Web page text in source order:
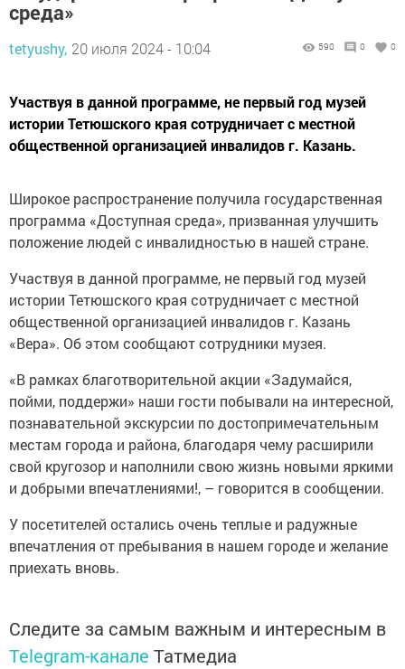
среда»
tetyushy, 20 июля 2024 - 10:04 590 0 0
Участвуя в данной программе, не первый год музей
истории Тетюшского края сотрудничает с местной
общественной организацией инвалидов г. Казань.
Широкое распространение получила государственная
программа «Доступная среда», призванная улучшить
положение людей с инвалидностью в нашей стране.
Участвуя в данной программе, не первый год музей
истории Тетюшского края сотрудничает с местной
общественной организацией инвалидов г. Казань
«Вера». Об этом сообщают сотрудники музея.
«В рамках благотворительной акции «Задумайся,
пойми, поддержи» наши гости побывали на интересной,
познавательной экскурсии по достопримечательным
местам города и района, благодаря чему расширили
свой кругозор и наполнили свою жизнь новыми яркими
и добрыми впечатлениями!, – говорится в сообщении.
У посетителей остались очень теплые и радужные
впечатления от пребывания в нашем городе и желание
приехать вновь.
Следите за самым важным и интересным в
Telegram-канале Татмедиа